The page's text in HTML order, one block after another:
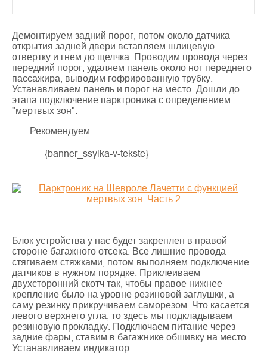
Демонтируем задний порог, потом около датчика
открытия задней двери вставляем шлицевую
отвертку и гнем до щелчка. Проводим провода через
передний порог, удаляем панель около ног переднего
пассажира, выводим гофрированную трубку.
Устанавливаем панель и порог на место. Дошли до
этапа подключение парктроника с определением
"мертвых зон".
Рекомендуем:
{banner_ssylka-v-tekste}
Блок устройства у нас будет закреплен в правой
стороне багажного отсека. Все лишние провода
стягиваем стяжками, потом выполняем подключение
датчиков в нужном порядке. Приклеиваем
двухсторонний скотч так, чтобы правое нижнее
крепление было на уровне резиновой заглушки, а
саму резинку прикручиваем саморезом. Что касается
левого верхнего угла, то здесь мы подкладываем
резиновую прокладку. Подключаем питание через
задние фары, ставим в багажнике обшивку на место.
Устанавливаем индикатор.